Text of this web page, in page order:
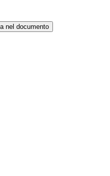
nel documento